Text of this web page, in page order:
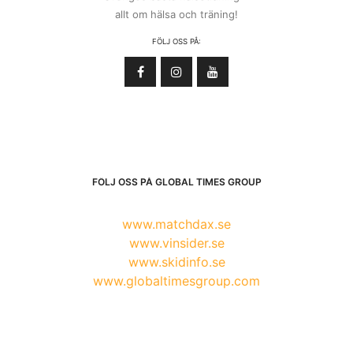
allt om hälsa och träning!
FÖLJ OSS PÅ:
FÖLJ OSS PÅ GLOBAL TIMES GROUP
www.matchdax.se
www.vinsider.se
www.skidinfo.se
www.globaltimesgroup.com